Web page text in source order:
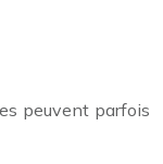
peuvent parfois